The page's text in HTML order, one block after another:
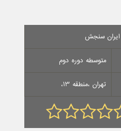
سنجش
متوسطه دوره دوم
تهران ،منطقه 13،